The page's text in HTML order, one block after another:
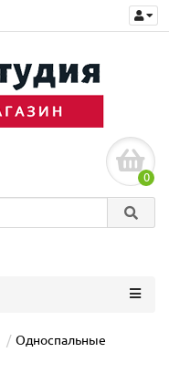
0
Односпальные